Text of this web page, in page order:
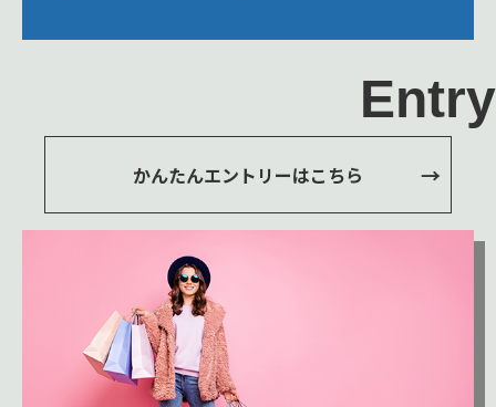
Entry
かんたんエントリーはこちら